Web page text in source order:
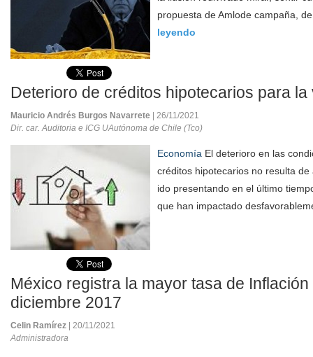
propuesta de Amlode campaña,
leyendo
Deterioro de créditos hipotecarios para la
Mauricio Andrés Burgos Navarrete
| 26/11/2021
Dir. car. Auditoria e ICG UAutónoma de Chile (Tco)
Economía El deterioro en las
créditos hipotecarios no resulta
ido presentando en el último
que han impactado
México registra la mayor tasa de
diciembre 2017
Celin Ramírez
| 20/11/2021
Administradora